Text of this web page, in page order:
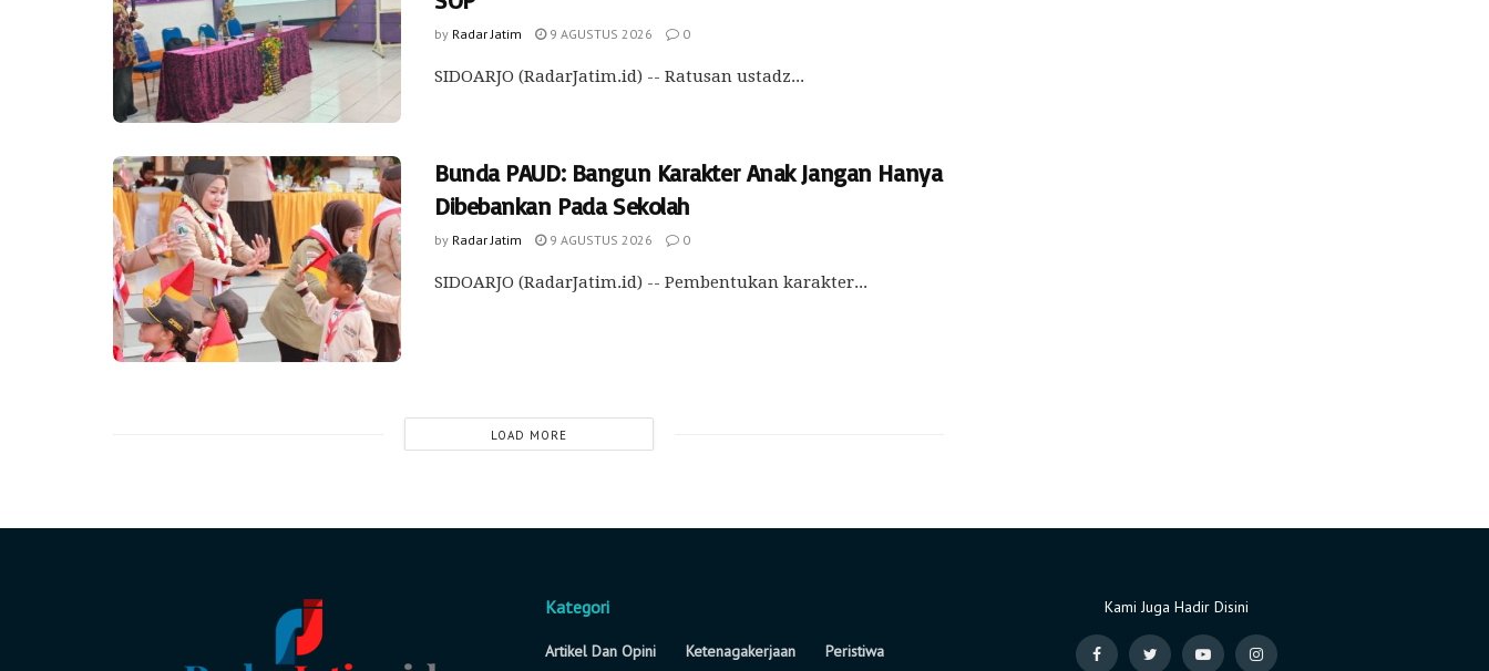
by Radar Jatim 9 AGUSTUS 2026 0
SIDOARJO (RadarJatim.id) -- Ratusan ustadz...
Bunda PAUD: Bangun Karakter Anak Jangan Hanya
Dibebankan Pada Sekolah
by Radar Jatim 9 AGUSTUS 2026 0
SIDOARJO (RadarJatim.id) -- Pembentukan karakter...
LOAD MORE
Kategori
Artikel Dan Opini Ketenagakerjaan Peristiwa
Kami Juga Hadir Disini